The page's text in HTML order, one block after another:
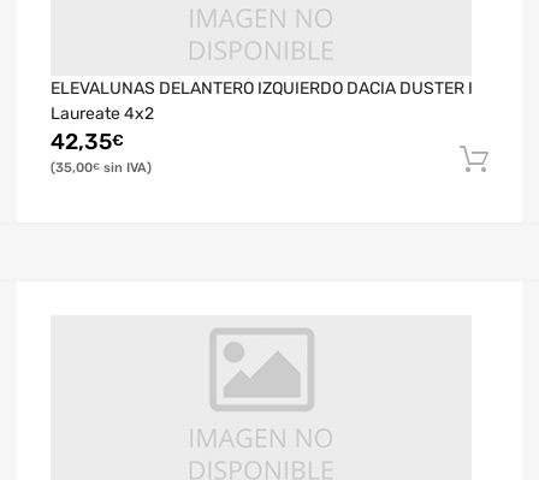
ELEVALUNAS DELANTERO IZQUIERDO DACIA DUSTER I
Laureate 4x2
42,35€
35,00€